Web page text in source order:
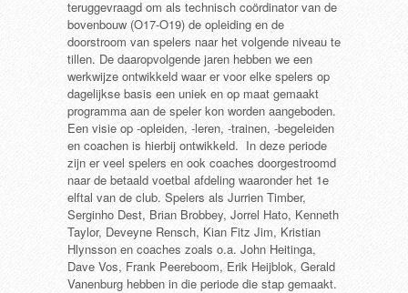
teruggevraagd om als technisch coördinator van de
bovenbouw (O17-O19) de opleiding en de
doorstroom van spelers naar het volgende niveau te
tillen. De daaropvolgende jaren hebben we een
werkwijze ontwikkeld waar er voor elke spelers op
dagelijkse basis een uniek en op maat gemaakt
programma aan de speler kon worden aangeboden.
Een visie op -opleiden, -leren, -trainen, -begeleiden
en coachen is hierbij ontwikkeld. In deze periode
zijn er veel spelers en ook coaches doorgestroomd
naar de betaald voetbal afdeling waaronder het 1e
elftal van de club. Spelers als Jurrien Timber,
Serginho Dest, Brian Brobbey, Jorrel Hato, Kenneth
Taylor, Deveyne Rensch, Kian Fitz Jim, Kristian
Hlynsson en coaches zoals o.a. John Heitinga,
Dave Vos, Frank Peereboom, Erik Heijblok, Gerald
Vanenburg hebben in die periode die stap gemaakt.